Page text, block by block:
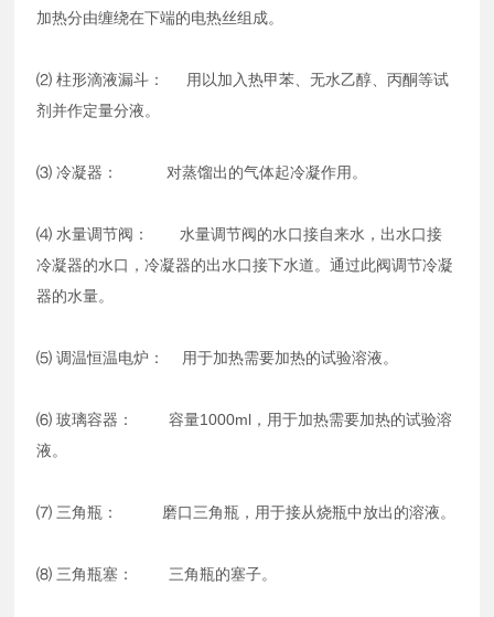
加热分由缠绕在下端的电热丝组成。
⑵ 柱形滴液漏斗： 用以加入热甲苯、无水乙醇、丙酮等试
剂并作定量分液。
⑶ 冷凝器： 对蒸馏出的气体起冷凝作用。
⑷ 水量调节阀： 水量调节阀的水口接自来水，出水口接
冷凝器的水口，冷凝器的出水口接下水道。通过此阀调节冷凝
器的水量。
⑸ 调温恒温电炉： 用于加热需要加热的试验溶液。
⑹ 玻璃容器： 容量1000ml，用于加热需要加热的试验溶
液。
⑺ 三角瓶： 磨口三角瓶，用于接从烧瓶中放出的溶液。
⑻ 三角瓶塞： 三角瓶的塞子。